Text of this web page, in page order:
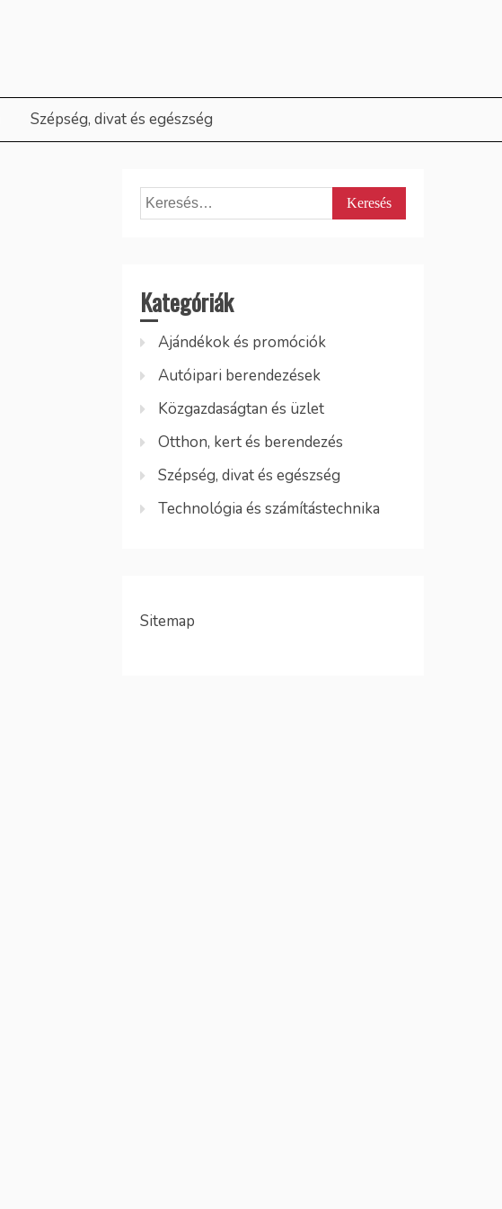
Szépség, divat és egészség
Keresés:
Kategóriák
Ajándékok és promóciók
Autóipari berendezések
Közgazdaságtan és üzlet
Otthon, kert és berendezés
Szépség, divat és egészség
Technológia és számítástechnika
Sitemap